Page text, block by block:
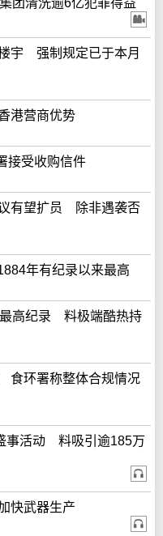
团清洗逾6亿犯罪得益
宇 强制规定已于本月
港营商优势
接受收购信件
有望扩员 除非遇袭否
年有纪录以来最高
高纪录 料极端酷热持
食环署称整体合规情况
事活动 料吸引逾185万
快武器生产